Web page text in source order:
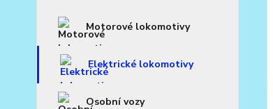
Motorové lokomotivy
Elektrické lokomotivy
Osobní vozy